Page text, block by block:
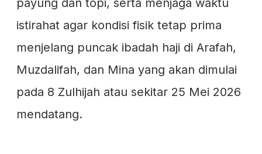
payung dan topi, serta menjaga waktu
istirahat agar kondisi fisik tetap prima
menjelang puncak ibadah haji di Arafah,
Muzdalifah, dan Mina yang akan dimulai
pada 8 Zulhijah atau sekitar 25 Mei 2026
mendatang.